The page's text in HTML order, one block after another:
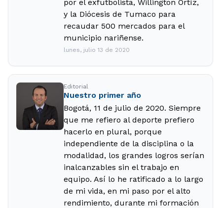
por el exfutbolista, Willington Ortíz,
y la Diócesis de Tumaco para
recaudar 500 mercados para el
municipio nariñense.
lunes, julio 13 de 2020
Editorial
Nuestro primer año
Bogotá, 11 de julio de 2020. Siempre
que me refiero al deporte prefiero
hacerlo en plural, porque
independiente de la disciplina o la
modalidad, los grandes logros serían
inalcanzables sin el trabajo en
equipo. Así lo he ratificado a lo largo
de mi vida, en mi paso por el alto
rendimiento, durante mi formación